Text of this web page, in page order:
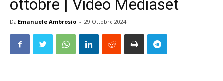
ottobre | Video Mediaset
Da Emanuele Ambrosio - 29 Ottobre 2024